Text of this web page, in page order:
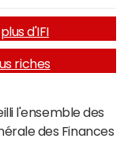
d'IFI
riches
l'ensemble des
des Finances